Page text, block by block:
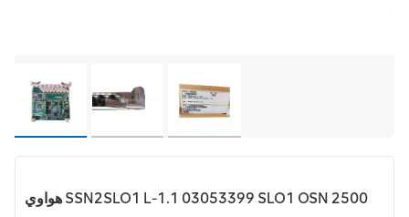
هواوي SSN2SLO1 L-1.1 03053399 SLO1 OSN 2500